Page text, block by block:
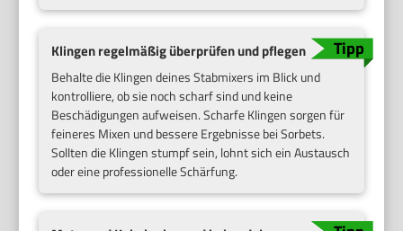
Klingen regelmäßig überprüfen und pflegen
Behalte die Klingen deines Stabmixers im Blick und
kontrolliere, ob sie noch scharf sind und keine
Beschädigungen aufweisen. Scharfe Klingen sorgen für
feineres Mixen und bessere Ergebnisse bei Sorbets.
Sollten die Klingen stumpf sein, lohnt sich ein Austausch
oder eine professionelle Schärfung.